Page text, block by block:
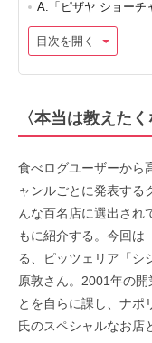
A.「ピザヤ ショーチ
目次を開く
〈本当は教えた
食べログユーザーから
ャンルごとに発表する
んな百名店に選出され
もに紹介する。今回は
る、ピッツェリア「シ
原敦さん。2001年の
とを自らに課し、ナポ
氏のスペシャルなお店